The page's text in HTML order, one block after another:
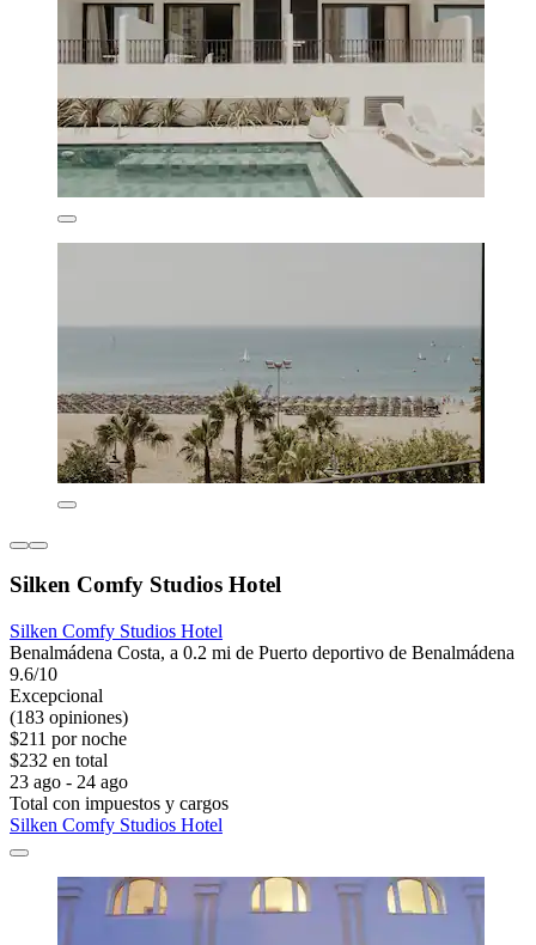
Silken Comfy Studios Hotel
Silken Comfy Studios Hotel
Benalmádena Costa, a 0.2 mi de Puerto deportivo de Benalmádena
9.6/10
Excepcional
(183 opiniones)
$211 por noche
$232 en total
23 ago - 24 ago
Total con impuestos y cargos
Silken Comfy Studios Hotel